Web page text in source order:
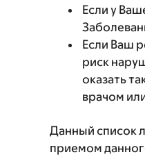
Если у
Если Ваш
риск
оказать
врачом
Данный список
приемом